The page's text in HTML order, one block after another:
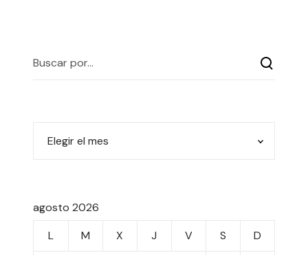
agosto 2026
L
M X J V S D